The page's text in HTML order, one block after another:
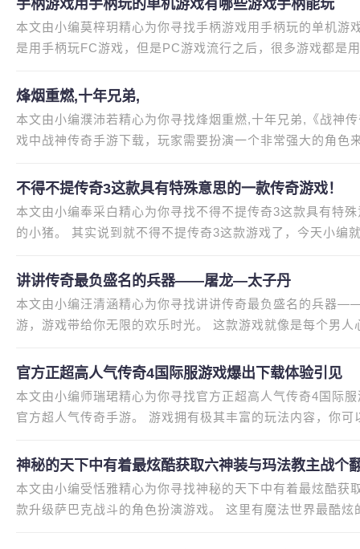
手柄游戏用手柄玩的单机游戏有哪些游戏手柄能玩
本文由小编莫梓玥精心为你寻找手柄游戏用手柄玩的单机
是用手柄玩FC游戏，但是PC游戏流行之后，很多游戏都是
烽烟重燃,十年兄弟,
本文由小编濮沛若精心为你寻找烽烟重燃,十年兄弟,《战神
戏中战神传奇手游下载，玩家需要扮演一个非常强大的角
不得不提传奇3这款具有特殊意思的一款传奇游戏！
本文由小编奉采白精心为你寻找不得不提传奇3这款具有特
的小猪。 其实说到就不得不提传奇3这款游戏了，今天小编
讲讲传奇最负盛名的兵器——屠龙—太子丹
本文由小编汪清涵精心为你寻找讲讲传奇最负盛名的兵器
游，游戏带给你无限的欢乐时光。 这款游戏就像是每个男
官方正超高人气传奇4国际服游戏爆出下载体验引见
本文由小编师瑞珺精心为你寻找官方正超高人气传奇4国际
官方超人气传奇手游。 游戏拥有极其丰富的玩法内容，你
神秘的天下中有着最炫酷获取六神装与玛法教主战个
本文由小编受恬雅精心为你寻找神秘的天下中有着最炫酷
款升级萨巴克战斗的角色扮演游戏。 这里有魔法世界最酷